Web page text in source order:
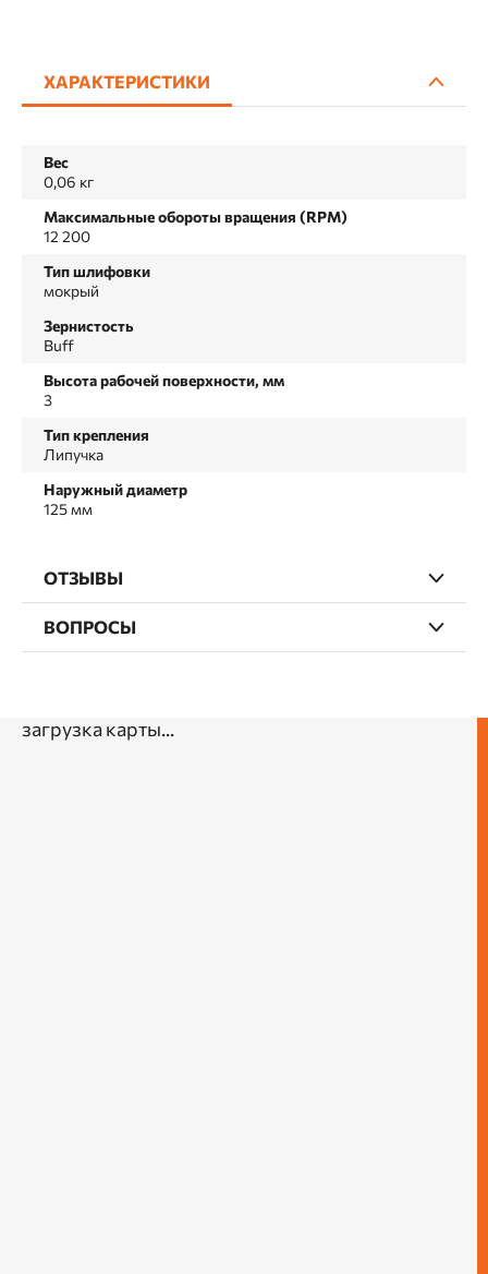
ХАРАКТЕРИСТИКИ
Вес
0,06 кг
Максимальные обороты вращения (RPM)
12 200
Тип шлифовки
мокрый
Зернистость
Buff
Высота рабочей поверхности, мм
3
Тип крепления
Липучка
Наружный диаметр
125 мм
ОТЗЫВЫ
ВОПРОСЫ
загрузка карты...